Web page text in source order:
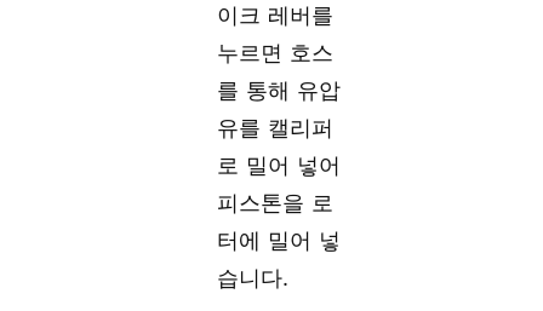
이크 레버를
누르면 호스
를 통해 유압
유를 캘리퍼
로 밀어 넣어
피스톤을 로
터에 밀어 넣
습니다.